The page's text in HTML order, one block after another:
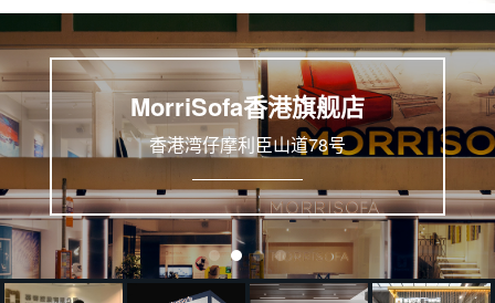
MorriSofa香港旗舰店
香港湾仔摩利臣山道78号